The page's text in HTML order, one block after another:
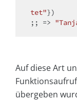
tet"})
;; =>
Auf diese Art
übergeben